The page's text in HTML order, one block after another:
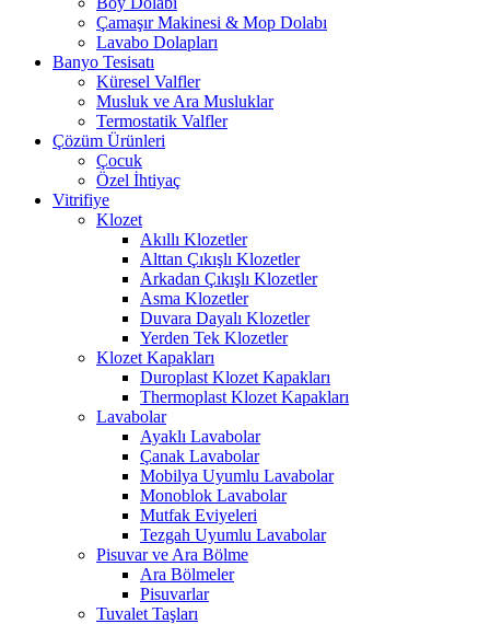
Çamaşır Makinesi & Mop Dolabı
Lavabo Dolapları
Banyo Tesisatı
Küresel Valfler
Musluk ve Ara Musluklar
Termostatik Valfler
Çözüm Ürünleri
Çocuk
Özel İhtiyaç
Vitrifiye
Klozet
Akıllı Klozetler
Alttan Çıkışlı Klozetler
Arkadan Çıkışlı Klozetler
Asma Klozetler
Duvara Dayalı Klozetler
Yerden Tek Klozetler
Klozet Kapakları
Duroplast Klozet Kapakları
Thermoplast Klozet Kapakları
Lavabolar
Ayaklı Lavabolar
Çanak Lavabolar
Mobilya Uyumlu Lavabolar
Monoblok Lavabolar
Mutfak Eviyeleri
Tezgah Uyumlu Lavabolar
Pisuvar ve Ara Bölme
Ara Bölmeler
Pisuvarlar
Tuvalet Taşları